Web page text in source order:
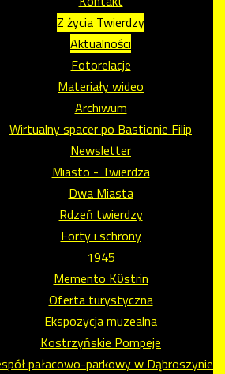
Z życia Twierdzy
Aktualności
Fotorelacje
Materiały wideo
Archiwum
Wirtualny spacer po Bastionie Filip
Newsletter
Miasto - Twierdza
Dwa Miasta
Rdzeń twierdzy
Forty i schrony
1945
Memento Kϋstrin
Oferta turystyczna
Ekspozycja muzealna
Kostrzyńskie Pompeje
pałacowo-parkowy w Dąbroszynie